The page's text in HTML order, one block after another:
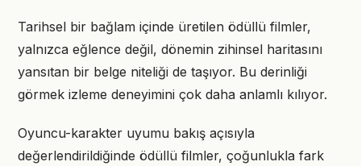
Tarihsel bir bağlam içinde üretilen ödüllü filmler,
yalnızca eğlence değil, dönemin zihinsel haritasını
yansıtan bir belge niteliği de taşıyor. Bu derinliği
görmek izleme deneyimini çok daha anlamlı kılıyor.
Oyuncu-karakter uyumu bakış açısıyla
değerlendirildiğinde ödüllü filmler, çoğunlukla fark